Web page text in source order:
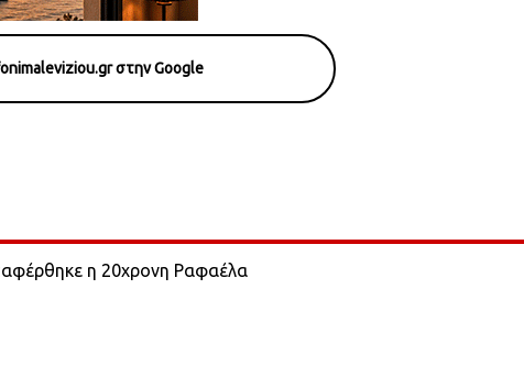
στην Google
η 20χρονη Ραφαέλα